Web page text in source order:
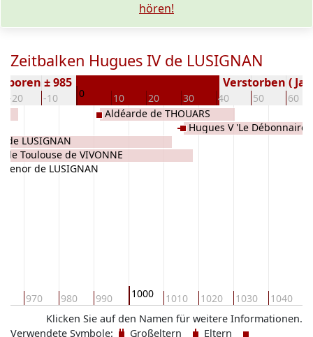
hören!
Zeitbalken Hugues IV de LUSIGNAN
-20 -10 0 10 20 30 40 50 60
± 985 Verstorben (
970 980 990 1000 1010 1020 1030 1040
de LUSIGNAN
de Toulouse de VIVONNE
Aenor de LUSIGNAN
Aldéarde de THOUARS
Hugues V 'Le Débonnaire'
Klicken Sie auf den Namen für weitere Informationen.
Verwendete Symbole:
Großeltern
Eltern